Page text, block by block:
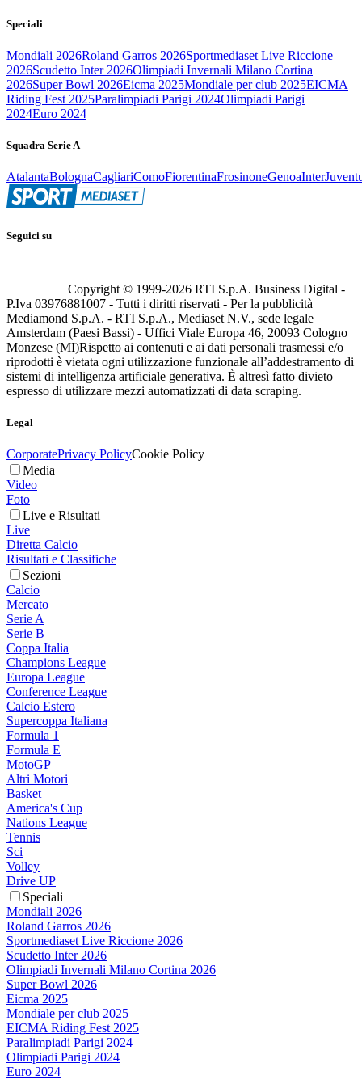
Speciali
Mondiali 2026Roland Garros 2026Sportmediaset Live Riccione
2026Scudetto Inter 2026Olimpiadi Invernali Milano Cortina
2026Super Bowl 2026Eicma 2025Mondiale per club 2025EICMA
Riding Fest 2025Paralimpiadi Parigi 2024Olimpiadi Parigi
2024Euro 2024
Squadra Serie A
AtalantaBolognaCagliariComoFiorentinaFrosinoneGenoaInter
Seguici su
Copyright © 1999-2026 RTI S.p.A. Business Digital -
P.Iva 03976881007 - Tutti i diritti riservati - Per la pubblicità
Mediamond S.p.A. - RTI S.p.A., Mediaset N.V., sede legale
Amsterdam (Paesi Bassi) - Uffici Viale Europa 46, 20093 Cologno
Monzese (MI)Rispetto ai contenuti e ai dati personali trasmessi e/o
riprodotti è vietata ogni utilizzazione funzionale all’addestramento di
sistemi di intelligenza artificiale generativa. È altresì fatto divieto
espresso di utilizzare mezzi automatizzati di data scraping.
Legal
CorporatePrivacy PolicyCookie Policy
Media
Video
Foto
Live e Risultati
Live
Diretta Calcio
Risultati e Classifiche
Sezioni
Calcio
Mercato
Serie A
Serie B
Coppa Italia
Champions League
Europa League
Conference League
Calcio Estero
Supercoppa Italiana
Formula 1
Formula E
MotoGP
Altri Motori
Basket
America's Cup
Nations League
Tennis
Sci
Volley
Drive UP
Speciali
Mondiali 2026
Roland Garros 2026
Sportmediaset Live Riccione 2026
Scudetto Inter 2026
Olimpiadi Invernali Milano Cortina 2026
Super Bowl 2026
Eicma 2025
Mondiale per club 2025
EICMA Riding Fest 2025
Paralimpiadi Parigi 2024
Olimpiadi Parigi 2024
Euro 2024